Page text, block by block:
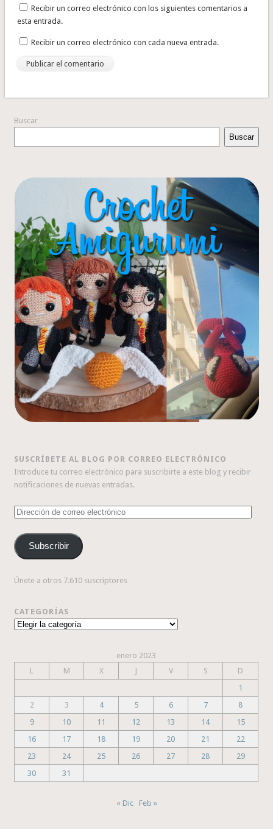
Recibir un correo electrónico con los siguientes comentarios a
esta entrada.
Recibir un correo electrónico con cada nueva entrada.
Buscar
Buscar
SUSCRÍBETE AL BLOG POR CORREO ELECTRÓNICO
Introduce tu correo electrónico para suscribirte a este blog y recibir
notificaciones de nuevas entradas.
Dirección
correo
electrónico
Subscribir
Únete a otros 7.610 suscriptores
CATEGORÍAS
Categorías
enero 2023
L
M X J V S
D
1
2
3 4 5 6 7
8
9
10 11 12 13 14
15
16
17 18 19 20 21
22
23
24 25 26 27 28
29
30
31
« Dic Feb »